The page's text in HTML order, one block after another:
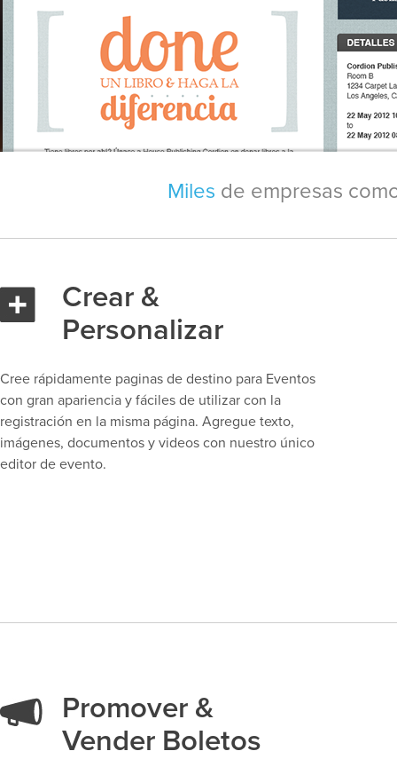
Miles de empresas
Crear &
Personalizar
Cree rápidamente paginas de destino para Eventos
con gran apariencia y fáciles de utilizar con la
registración en la misma página. Agregue texto,
imágenes, documentos y videos con nuestro único
editor de evento.
Promover &
Vender Boletos